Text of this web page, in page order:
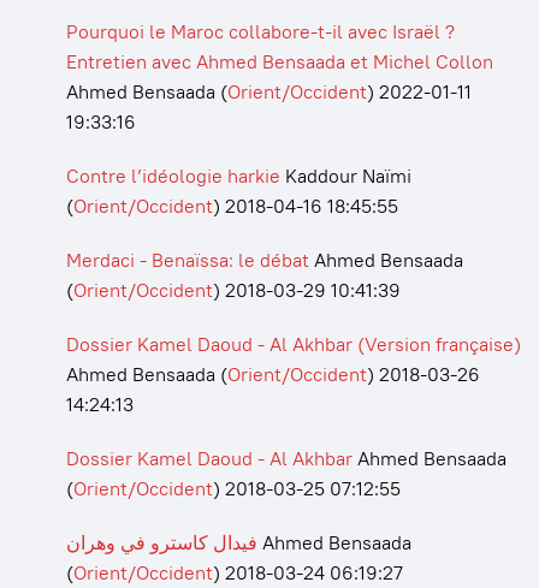
Pourquoi le Maroc collabore-t-il avec Israël ?
Entretien avec Ahmed Bensaada et Michel Collon
Ahmed Bensaada (Orient/Occident) 2022-01-11
19:33:16
Contre l’idéologie harkie Kaddour Naïmi
(Orient/Occident) 2018-04-16 18:45:55
Merdaci - Benaïssa: le débatAhmed Bensaada
(Orient/Occident) 2018-03-29 10:41:39
Dossier Kamel Daoud - Al Akhbar (Version française)
Ahmed Bensaada (Orient/Occident) 2018-03-26
14:24:13
Dossier Kamel Daoud - Al AkhbarAhmed Bensaada
(Orient/Occident) 2018-03-25 07:12:55
فيدال كاسترو في وهران Ahmed Bensaada
(Orient/Occident) 2018-03-24 06:19:27